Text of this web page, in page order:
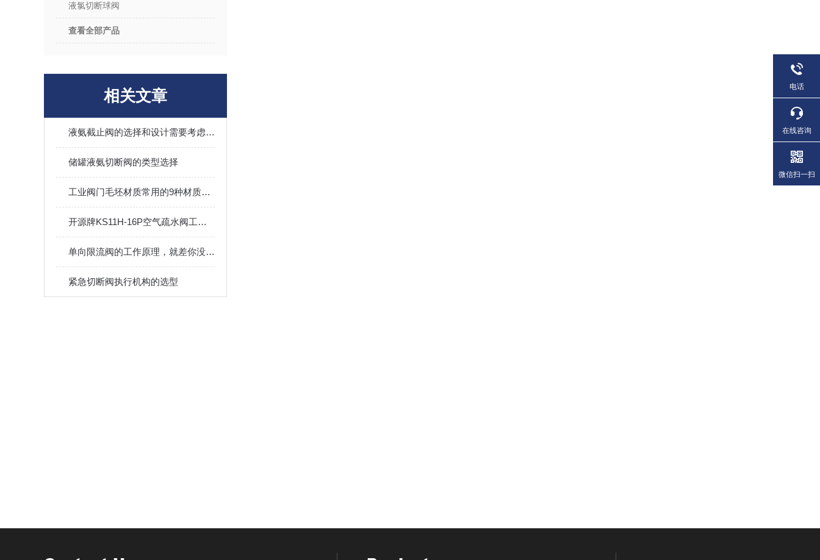
液氯切断球阀
查看全部产品
相关文章
液氨截止阀的选择和设计需要考虑哪些因素？
储罐液氨切断阀的类型选择
工业阀门毛坯材质常用的9种材质！上海永龙阀门厂
开源牌KS11H-16P空气疏水阀工作原理
单向限流阀的工作原理，就差你没看过了
紧急切断阀执行机构的选型
电话
在线咨询
微信扫一扫